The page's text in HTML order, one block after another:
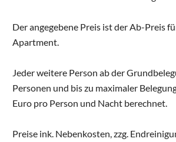
Der angegebene Preis ist der Ab-Preis
Apartment.
Jeder weitere Person ab der
Personen und bis zu maximaler
Euro pro Person und Nacht berechnet.
Preise ink. Nebenkosten, zzg.